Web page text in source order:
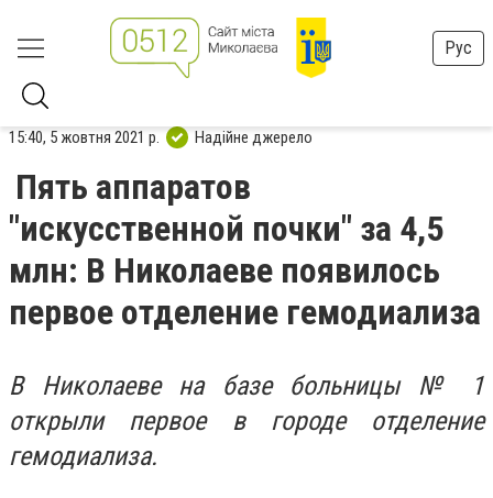
Рус
15:40, 5 жовтня 2021 р. Надійне джерело
Пять аппаратов
"искусственной почки" за 4,5
млн: В Николаеве появилось
первое отделение гемодиализа
В Николаеве на базе больницы № 1
открыли первое в городе отделение
гемодиализа.